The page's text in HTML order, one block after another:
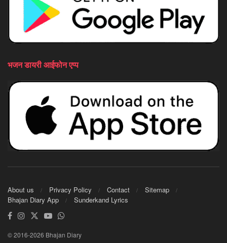
भजन डायरी आईफोन एप्प
About us Privacy Policy Contact
Sitemap
Bhajan Diary App
Sunderkand Lyrics
© 2016-2026 Bhajan Diary